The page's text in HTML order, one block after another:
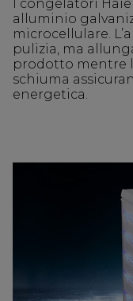
I congelatori
alluminio
microcellulare.
pulizia, ma
prodotto mentre
schiuma
energetica.